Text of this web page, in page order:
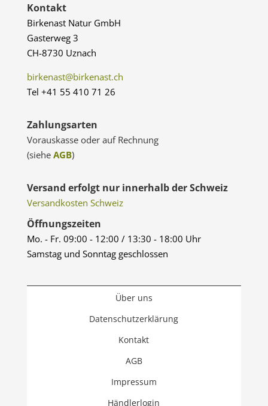
Kontakt
Birkenast Natur GmbH
Gasterweg 3
CH-8730 Uznach
birkenast@birkenast.ch
Tel +41 55 410 71 26
Zahlungsarten
Vorauskasse oder auf Rechnung
(siehe AGB)
Versand erfolgt nur innerhalb der Schweiz
Versandkosten Schweiz
Öffnungszeiten
Mo. - Fr. 09:00 - 12:00 / 13:30 - 18:00 Uhr
Samstag und Sonntag geschlossen
Über uns
Datenschutzerklärung
Kontakt
AGB
Impressum
Händlerlogin